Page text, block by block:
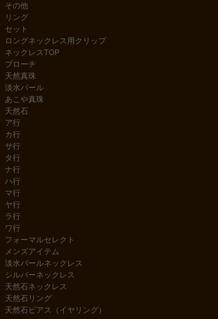
その他
リング
セット
ロングネックレス用クリップ
ネックレスTOP
ブローチ
天然真珠
淡水パール
あこや真珠
天然石
ア行
カ行
サ行
タ行
ナ行
ハ行
マ行
ヤ行
ラ行
ワ行
フォーマルセレクト
メンズアイテム
淡水パールネックレス
シルバーネックレス
天然石ネックレス
天然石リング
天然石ピアス（イヤリング）